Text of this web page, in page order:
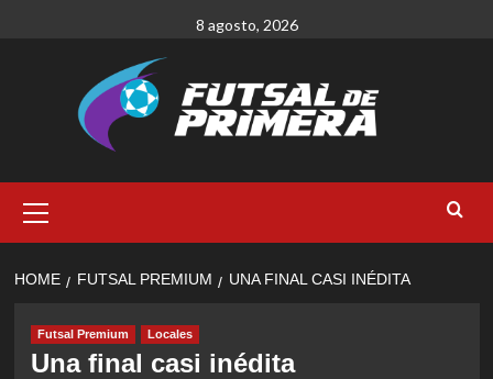
8 agosto, 2026
Menu
HOME FUTSAL PREMIUM UNA FINAL CASI INÉDITA
Futsal Premium Locales
Una final casi inédita